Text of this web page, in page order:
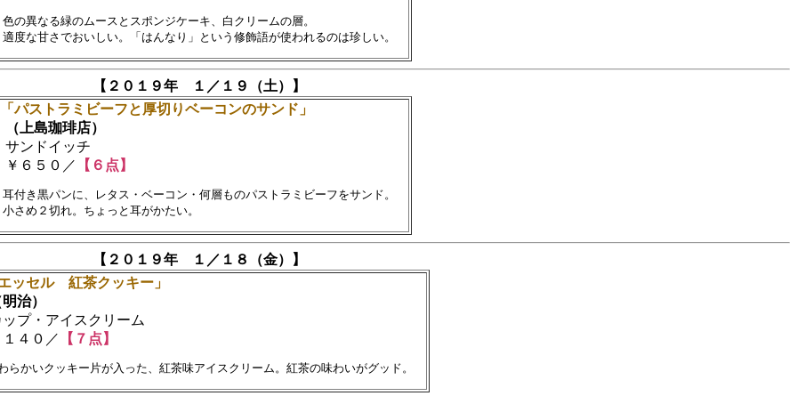
の異なる緑のムースとスポンジケーキ、白クリームの層。
【２０１９年 １／１９（土）】
パストラミビーフと厚切りベーコンのサンド」
上島珈琲店）
ンドイッチ
６５０／
【６点】
付き黒パンに、レタス・ベーコン・何層ものパストラミビーフをサンド。
【２０１９年 １／１８（金）】
ッセル 紅茶クッキー」
治）
プ・アイスクリーム
４０／ 【７点】